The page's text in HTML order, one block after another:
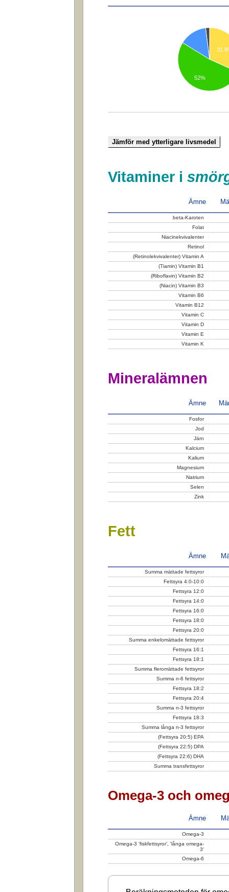
52%
Vitaminer i
Ämne
beta-Karoten
Folat
Niacinekvivalenter
Retinol
(Retinolekvivalenter) Vitamin A
(Tiamin) Vitamin B1
(Riboflavin) Vitamin B2
(Niacin) Vitamin B3
Vitamin B6
Vitamin B12
Vitamin C
Vitamin D
Vitamin E
Vitamin K
Mineralämnen
Ämne
Fosfor
Jod
Järn
Kalcium
Kalium
Magnesium
Natrium
Selen
Zink
Fett
Ämne
Summa mättade fettsyror
Fettsyra 4:0-10:0
Fettsyra 12:0
Fettsyra 14:0
Fettsyra 16:0
Fettsyra 18:0
Fettsyra 20:0
Summa enkelomättade fettsyror
Fettsyra 16:1
Fettsyra 18:1
Summa fleromättade fettsyror
Summa n-6 fettsyror
Fettsyra 18:2
Fettsyra 20:4
Summa n-3 fettsyror
Fettsyra 18:3
Summa långa n-3 fettsyror
(Fettsyra 20:5) EPA
(Fettsyra 22:5) DPA
(Fettsyra 22:6) DHA
Summa transfettsyror
Omega-3 och
Ämne
Omega-3
Omega-3 'fiskfettsyror', 'långa omega-
3'
Omega-6